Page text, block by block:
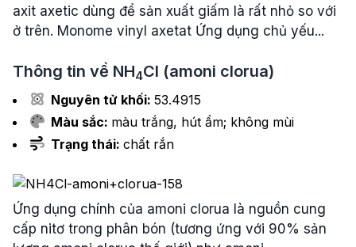
axit axetic dùng để sản xuất giấm là rất nhỏ so với
ở trên. Monome vinyl axetat Ứng dụng chủ yếu...
Thông tin về NH4Cl (amoni clorua)
Nguyên tử khối: 53.4915
Màu sắc: màu trắng, hút ẩm; không mùi
Trạng thái: chất rắn
Ứng dụng chính của amoni clorua là nguồn cung
cấp nitơ trong phân bón (tương ứng với 90% sản